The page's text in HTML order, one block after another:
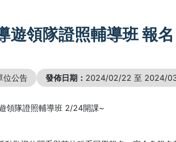
遊領隊證照輔導班 報名
位公告 發佈日期： 2024/02/22 至 2024/
領隊證照輔導班 2/24開課~